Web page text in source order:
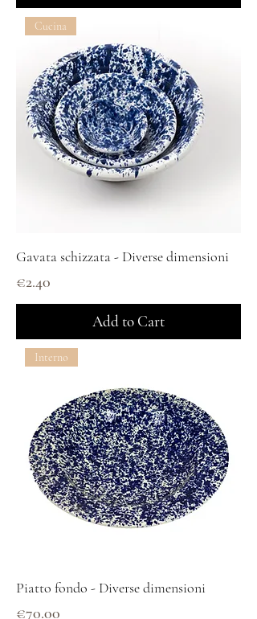
Cucina
Gavata schizzata - Diverse dimensioni
Price
€2.40
Add to Cart
Interno
Piatto fondo - Diverse dimensioni
Price
€70.00